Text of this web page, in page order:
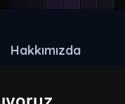
Hakkımızda
play.craxecraft.com